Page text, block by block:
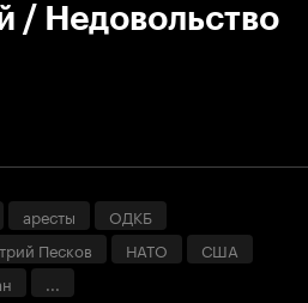
/ Недовольство
аресты
ОДКБ
Песков НАТО
США